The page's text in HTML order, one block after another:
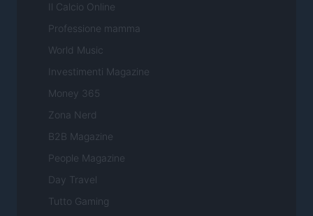
Il Calcio Online
Professione mamma
World Music
Investimenti Magazine
Money 365
Zona Nerd
B2B Magazine
People Magazine
Day Travel
Tutto Gaming